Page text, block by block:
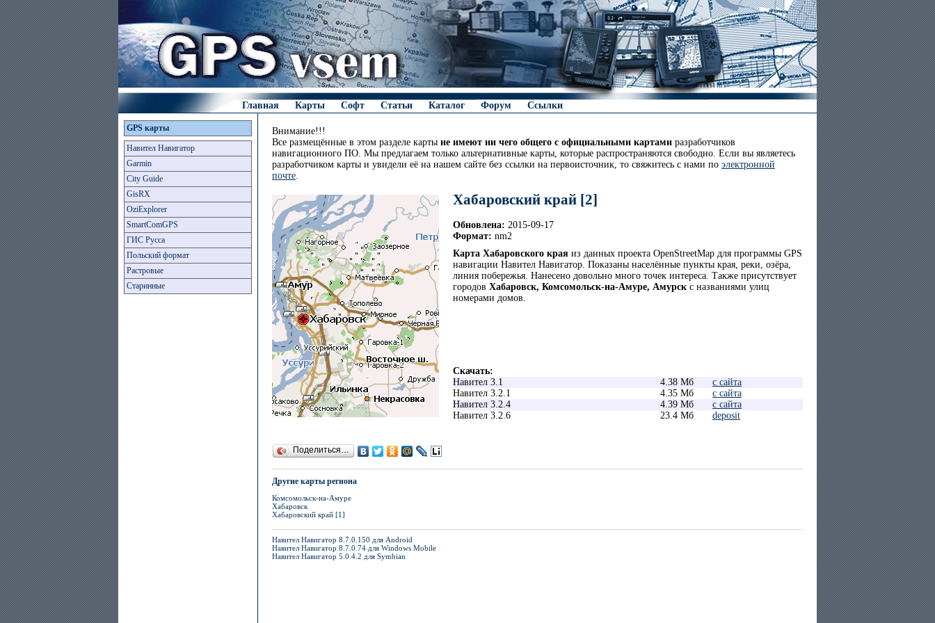
Главная Карты Софт Статьи Каталог Форум Ссылки
GPS карты
Навител Навигатор
Garmin
City Guide
GisRX
OziExplorer
SmartComGPS
ГИС Русса
Польский формат
Растровые
Старинные
Внимание!!!
Все размещённые в этом разделе карты не имеют ни чего общего с официальными картами разработчиков
навигационного ПО. Мы предлагаем только альтернативные карты, которые распространяются свободно. Если вы являетесь
разработчиком карты и увидели её на нашем сайте без ссылки на первоисточник, то свяжитесь с нами по электронной
почте.
Хабаровский край [2]
Обновлена: 2015-09-17
Формат: nm2
Карта Хабаровского края из данных проекта OpenStreetMap для программы GPS
навигации Навител Навигатор. Показаны населённые пункты края, реки, озёра,
линия побережья. Нанесено довольно много точек интереса. Также присутствует
городов Хабаровск, Комсомольск-на-Амуре, Амурск с названиями улиц
номерами домов.
Скачать:
Навител 3.1
4.38 Мб
с сайта
Навител 3.2.1
4.35 Мб
с сайта
Навител 3.2.4
4.39 Мб
с сайта
Навител 3.2.6
23.4 Мб deposit
Поделиться…
Другие карты региона
Комсомольск-на-Амуре
Хабаровск
Хабаровский край [1]
Навител Навигатор 8.7.0.150 для Android
Навител Навигатор 8.7.0.74 для Windows Mobile
Навител Навигатор 5.0.4.2 для Symbian